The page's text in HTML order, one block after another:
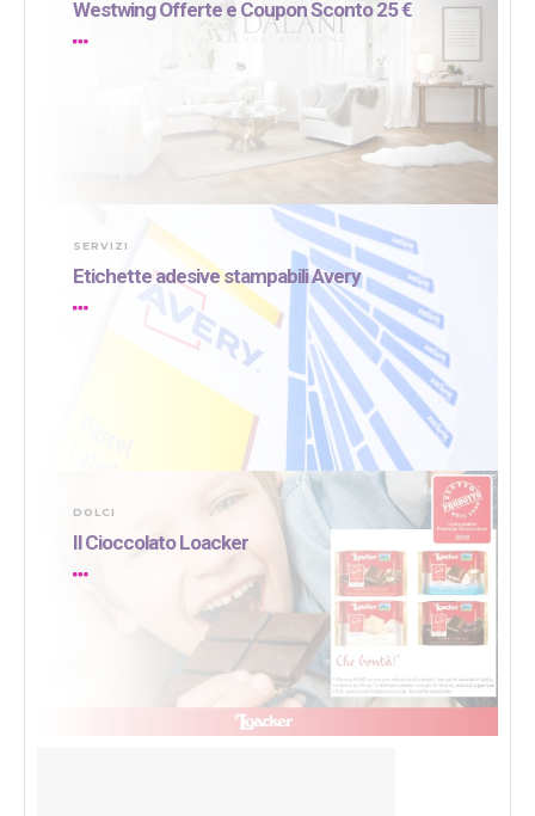
Westwing Offerte e Coupon Sconto 25 €
SERVIZI
Etichette adesive stampabili Avery
DOLCI
Il Cioccolato Loacker